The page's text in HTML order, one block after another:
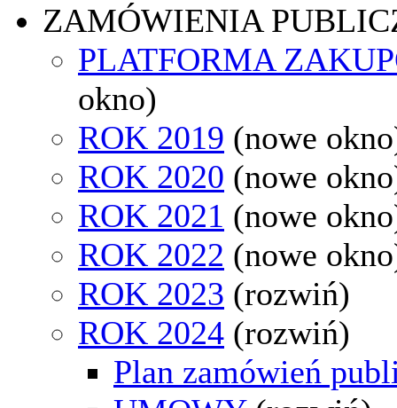
ZAMÓWIENIA
PLATFORMA
okno)
ROK 2019 (nowe
ROK 2020 (nowe
ROK 2021 (nowe
ROK 2022 (nowe
ROK 2023 (rozwiń)
ROK 2024 (rozwiń)
Plan zamówień